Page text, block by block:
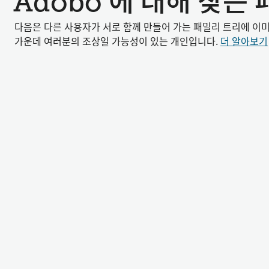
다음은 다른 사용자가 서로 함께 만들어 가는 패밀리 트리에 이
가운데 여러분의 조상일 가능성이 있는 개인입니다. 더 알아보기